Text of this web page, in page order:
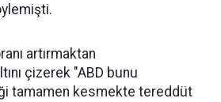
artırmaktan
çizerek "ABD bunu
tamamen kesmekte tereddüt